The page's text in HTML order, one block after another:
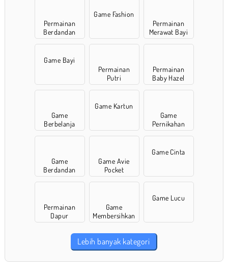
Permainan
Berdandan
Game Fashion
Permainan
Merawat Bayi
Game Bayi
Permainan
Putri
Permainan
Baby Hazel
Game
Berbelanja
Game Kartun
Game
Pernikahan
Game
Berdandan
Game Avie
Pocket
Game Cinta
Permainan
Dapur
Game
Membersihkan
Game Lucu
Lebih banyak kategori